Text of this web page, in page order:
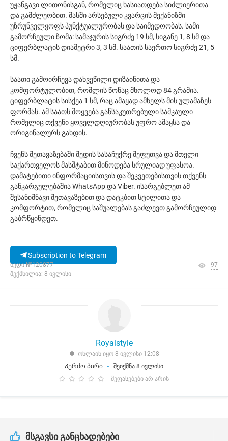
უჟანგავი ლითონისგან, რომელიც ხასიათდება სიძლიერითა
და გამძლეობით. მასში არსებული კვარცის მექანიზმი
უზრუნველყოფს პუნქტუალურობას და საიმედოობას. სამი
გამორჩეული ზომა: სამაჯურის სიგრძე 19 სმ, სიგანე 1, 8 სმ და
ციფერბლატის დიამეტრი 3, 3 სმ. საათის საერთო სიგრძე 21, 5
სმ.
საათი გამოირჩევა დახვეწილი დიზაინითა და
კომფორტულობით, რომლის წონაც მხოლოდ 84 გრამია.
ციფერბლატის სისქეა 1 სმ, რაც ამაყად ამხელს მის ულამაზეს
ფორმას. ამ საათს მოყვება განსაკუთრებული სამკაული
რომელიც თქვენი ყოველდღიურობას უფრო ამაყსა და
ორიგინალურს გახდის.
ჩვენს შეთავაზებაში შედის სასაჩუქრე შეფუთვა და მთელი
საქართველოს მასშტაბით მიწოდება სრულიად უფასოა.
დამატებითი ინფორმაციისთვის და შეკვეთებისთვის თქვენს
განკარგულებაშია WhatsApp და Viber. ისარგებლეთ ამ
შესანიშნავი შეთავაზებით და დატკბით სტილითა და
კომფორტით, რომელიც საშუალებას გაძლევთ გამორჩეულიდ
გაბრწყინდეთ.
Subscription to Telegram
ხედი|№120877
შექმნილია: 8 ივლისი
97
Royalstyle
ონლაინ იყო 8 ივლისი 12:08
Კერძო პირი
შეიქმნა 8 ივლისი
შეფასებები არ არის
მსგავსი განცხადებები